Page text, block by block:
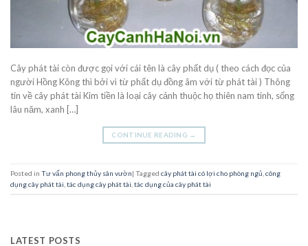
Cây phát tài còn được gọi với cái tên là cây phất dụ ( theo cách đọc của
người Hồng Kông thì bởi vì từ phất dụ đồng âm với từ phát tài ) Thông
tin về cây phát tài Kim tiền là loại cây cảnh thuộc họ thiên nam tinh, sống
lâu năm, xanh […]
CONTINUE READING →
Posted in Tư vấn phong thủy sân vườn| Tagged cây phát tài có lợi cho phòng ngủ công
dụng cây phát tài tác dụng cây phát tài tác dụng của cây phát tài
LATEST POSTS